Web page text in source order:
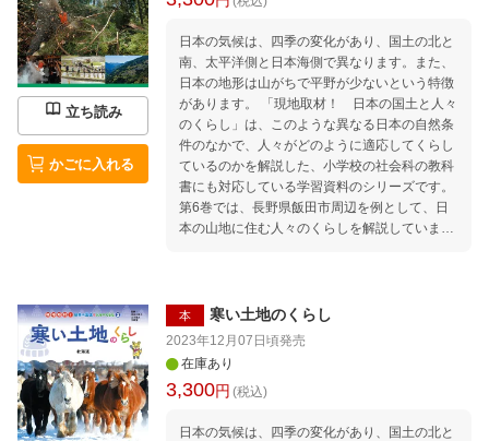
立ち読み
かごに入れる
日本の気候は、四季の変化があり、国土の北と
南、太平洋側と日本海側で異なります。また、
日本の地形は山がちで平野が少ないという特徴
があります。 「現地取材！ 日本の国土と人々
のくらし」は、このような異なる日本の自然条
件のなかで、人々がどのように適応してくらし
ているのかを解説した、小学校の社会科の教科
書にも対応している学習資料のシリーズです。
第6巻では、長野県飯田市周辺を例として、日
本の山地に住む人々のくらしを解説していま
歴史などを、現地での取材をもとに充実な地図
や図版、データ資料とあわせて紹介していま
本 寒い土地のくらし
2023年12月07日頃発売
在庫あり
3,300円 (税込)
日本の気候は、四季の変化があり、国土の北と